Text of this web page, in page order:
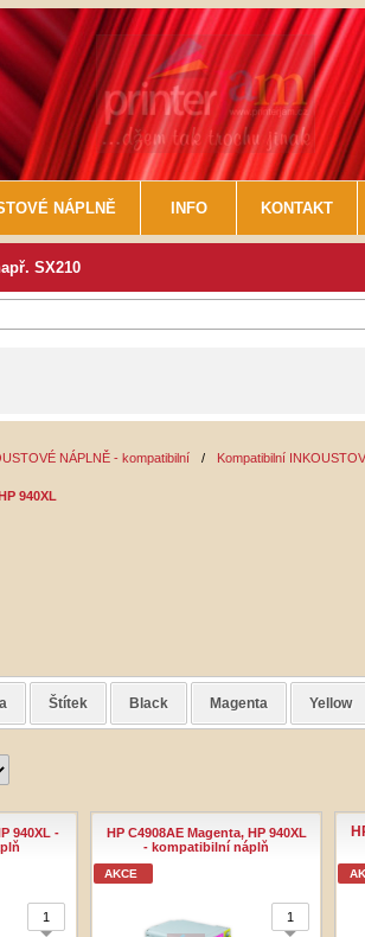
NÁPLNĚ INFO KONTAKT
SX210
NÁPLNĚ - kompatibilní / Kompatibilní
940XL
Štítek Black Magenta Yellow
940XL -
HP C4908AE Magenta, HP 940XL
- kompatibilní náplň
AKCE